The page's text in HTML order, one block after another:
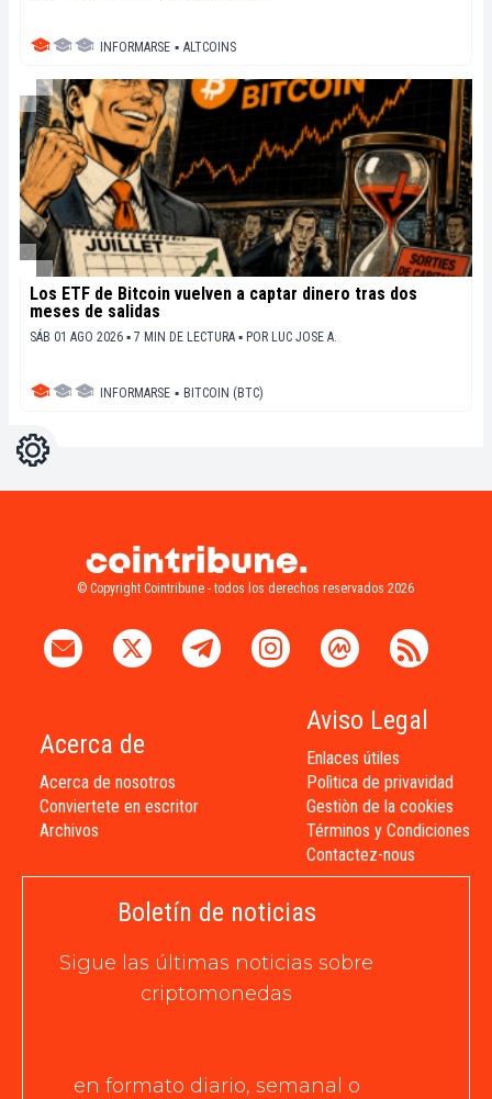
INFORMARSE ▪ ALTCOINS
Los ETF de Bitcoin vuelven a captar dinero tras dos
meses de salidas
SÁB 01 AGO 2026 ▪ 7 MIN DE LECTURA ▪ POR LUC JOSE A.
INFORMARSE ▪ BITCOIN (BTC)
Ajustes
© Copyright Cointribune - todos los derechos reservados 2026
Acerca de
Acerca de nosotros
Conviertete en escritor
Archivos
Aviso Legal
Enlaces útiles
Polìtica de privavidad
Gestiòn de la cookies
Términos y Condiciones
Contactez-nous
Boletín de noticias
Sigue las últimas noticias sobre
criptomonedas
en formato diario, semanal o